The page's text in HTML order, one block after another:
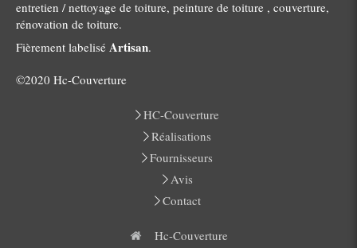
entretien / nettoyage de toiture, peinture de toiture , couverture,
rénovation de toiture.
Fièrement labelisé Artisan.
©2020 Hc-Couverture
HC-Couverture
Réalisations
Fournisseurs
Avis
Contact
Hc-Couverture